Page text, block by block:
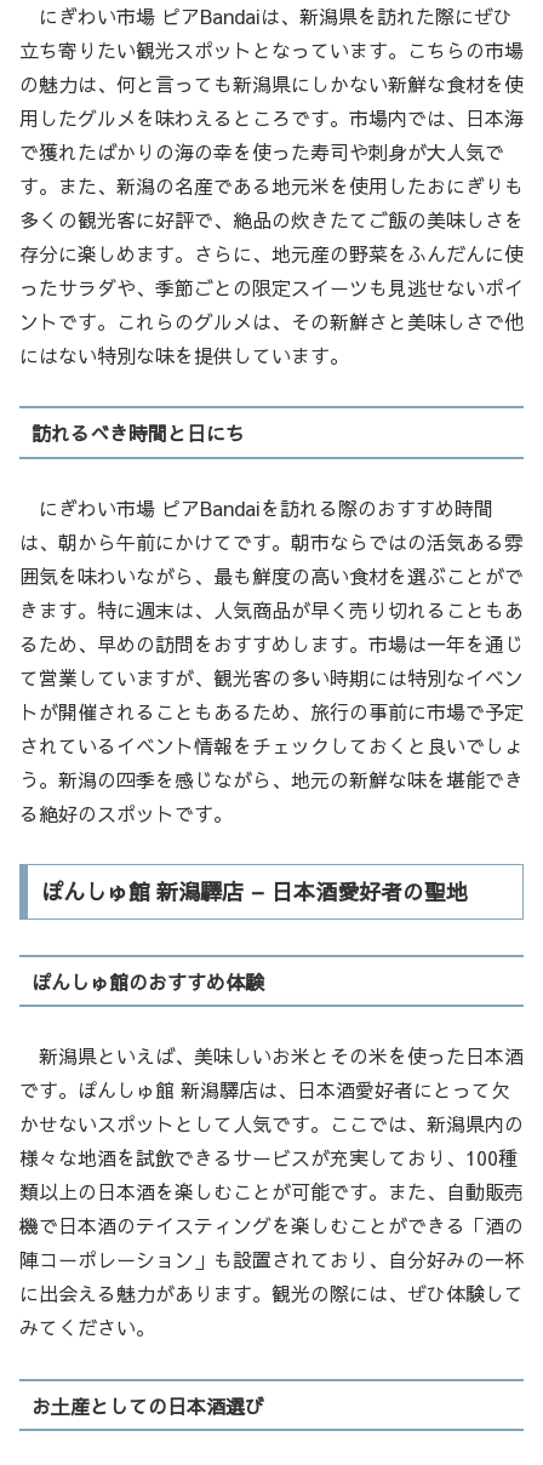
にぎわい市場 ピアBandaiは、新潟県を訪れた際にぜひ
立ち寄りたい観光スポットとなっています。こちらの市場
の魅力は、何と言っても新潟県にしかない新鮮な食材を使
用したグルメを味わえるところです。市場内では、日本海
で獲れたばかりの海の幸を使った寿司や刺身が大人気で
す。また、新潟の名産である地元米を使用したおにぎりも
多くの観光客に好評で、絶品の炊きたてご飯の美味しさを
存分に楽しめます。さらに、地元産の野菜をふんだんに使
ったサラダや、季節ごとの限定スイーツも見逃せないポイ
ントです。これらのグルメは、その新鮮さと美味しさで他
にはない特別な味を提供しています。
訪れるべき時間と日にち
にぎわい市場 ピアBandaiを訪れる際のおすすめ時間
は、朝から午前にかけてです。朝市ならではの活気ある雰
囲気を味わいながら、最も鮮度の高い食材を選ぶことがで
きます。特に週末は、人気商品が早く売り切れることもあ
るため、早めの訪問をおすすめします。市場は一年を通じ
て営業していますが、観光客の多い時期には特別なイベン
トが開催されることもあるため、旅行の事前に市場で予定
されているイベント情報をチェックしておくと良いでしょ
う。新潟の四季を感じながら、地元の新鮮な味を堪能でき
る絶好のスポットです。
ぽんしゅ館 新潟驛店 – 日本酒愛好者の聖地
ぽんしゅ館のおすすめ体験
新潟県といえば、美味しいお米とその米を使った日本酒
です。ぽんしゅ館 新潟驛店は、日本酒愛好者にとって欠
かせないスポットとして人気です。ここでは、新潟県内の
様々な地酒を試飲できるサービスが充実しており、100種
類以上の日本酒を楽しむことが可能です。また、自動販売
機で日本酒のテイスティングを楽しむことができる「酒の
陣コーポレーション」も設置されており、自分好みの一杯
に出会える魅力があります。観光の際には、ぜひ体験して
みてください。
お土産としての日本酒選び